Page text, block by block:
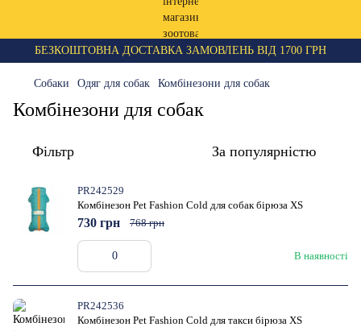
БЕЗКОШТОВНА ДОСТАВКА ЗАМОВЛЕНЬ ВІД 1700 ГРН
Собаки Одяг для собак Комбінезони для собак
Комбінезони для собак
Фільтр За популярністю
PR242529
Комбінезон Pet Fashion Cold для собак бірюза XS
В наявності
730 грн 768 грн
PR242536
Комбінезон Pet Fashion Cold для такси бірюза XS